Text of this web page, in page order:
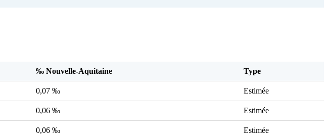
‰ Nouvelle-Aquitaine Type
0,07 ‰ Estimée
0,06 ‰ Estimée
0,06 ‰ Estimée